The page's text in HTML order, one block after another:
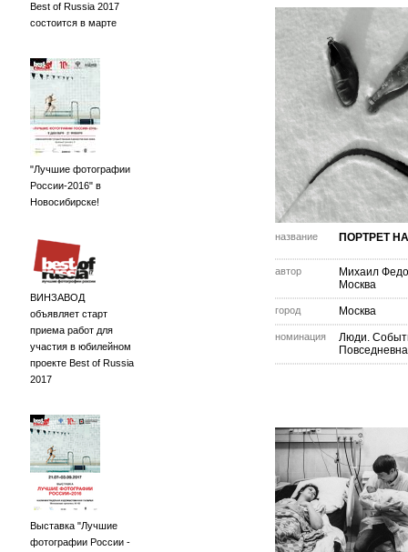
Best of Russia 2017
состоится в марте
"Лучшие фотографии
России-2016" в
Новосибирске!
ВИНЗАВОД
объявляет старт
приема работ для
участия в юбилейном
проекте Best of Russia
2017
Выставка "Лучшие
фотографии России -
название ПОРТРЕТ
автор
Михаил
Москва
город Москва
номинация
Люди.